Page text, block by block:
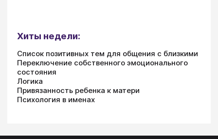
Хиты недели:
Список позитивных тем для общения с близкими
Переключение собственного эмоционального
состояния
Логика
Привязанность ребенка к матери
Психология в именах